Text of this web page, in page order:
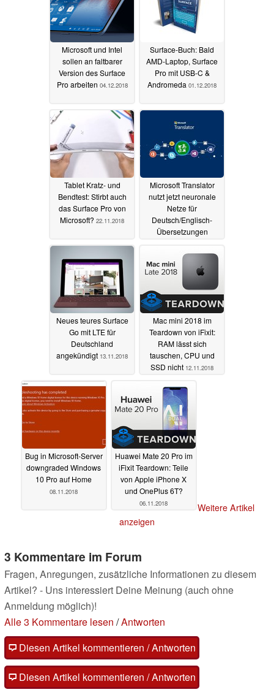
Microsoft und Intel
sollen an faltbarer
Version des Surface
Pro arbeiten 04.12.2018
Surface-Buch: Bald
AMD-Laptop, Surface
Pro mit USB-C &
Andromeda 01.12.2018
Tablet Kratz- und
Bendtest: Stirbt auch
das Surface Pro von
Microsoft? 22.11.2018
Microsoft Translator
nutzt jetzt neuronale
Netze für
Deutsch/Englisch-
Übersetzungen
Neues teures Surface
Go mit LTE für
Deutschland
angekündigt 13.11.2018
Mac mini 2018 im
Teardown von iFixit:
RAM lässt sich
tauschen, CPU und
SSD nicht 12.11.2018
Bug in Microsoft-Server
downgraded Windows
10 Pro auf Home
08.11.2018
Huawei Mate 20 Pro im
iFixit Teardown: Teile
von Apple iPhone X
und OnePlus 6T?
06.11.2018
Weitere Artikel
anzeigen
3 Kommentare im Forum
Fragen, Anregungen, zusätzliche Informationen zu diesem
Artikel? - Uns interessiert Deine Meinung (auch ohne
Anmeldung möglich)!
Alle 3 Kommentare lesen /Antworten
Diesen Artikel kommentieren / Antworten
Diesen Artikel kommentieren / Antworten